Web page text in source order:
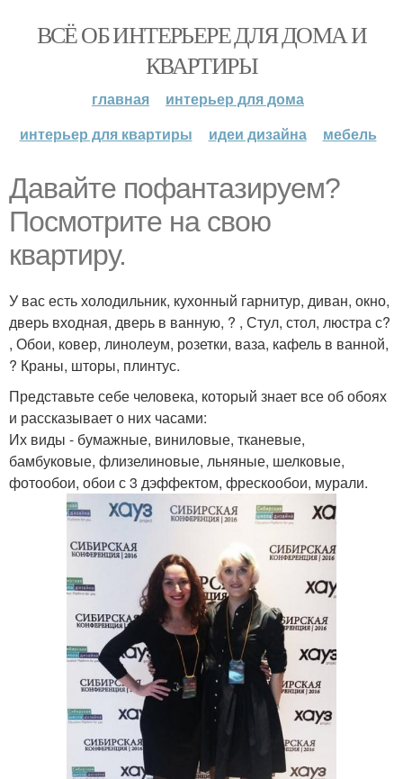
ВСЁ ОБ ИНТЕРЬЕРЕ ДЛЯ ДОМА И
КВАРТИРЫ
главная
интерьер для дома
интерьер для квартиры
идеи дизайна мебель
Давайте пофантазируем?
Посмотрите на свою
квартиру.
У вас есть холодильник, кухонный гарнитур, диван, окно,
дверь входная, дверь в ванную, ? , Стул, стол, люстра с?
, Обои, ковер, линолеум, розетки, ваза, кафель в ванной,
? Краны, шторы, плинтус.
Представьте себе человека, который знает все об обоях
и рассказывает о них часами:
Их виды - бумажные, виниловые, тканевые,
бамбуковые, флизелиновые, льняные, шелковые,
фотообои, обои с 3 дэффектом, фрескообои, мурали.